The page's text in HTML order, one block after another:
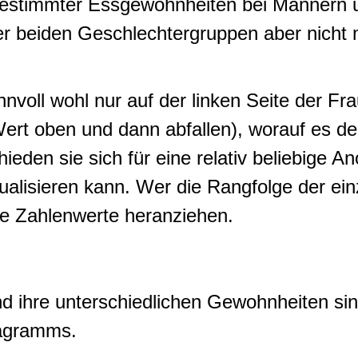
Essgewohnheiten bei Männern
beiden Geschlechtergruppen aber nicht
wohl nur auf der linken Seite der
oben und dann abfallen), worauf es
sie sich für eine relativ beliebige
kann. Wer die Rangfolge der
Zahlenwerte heranziehen.
ihre unterschiedlichen Gewohnheiten